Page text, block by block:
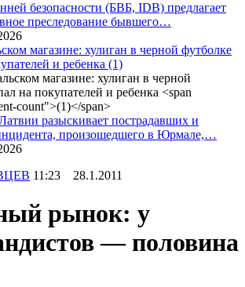
безопасности (БВБ, IDB) предлагает
преследование бывшего…
магазине: хулиган в черной футболке
и ребенка (1)
разыскивает пострадавших и
произошедшего в Юрмале,…
11:23 28.1.2011
рынок: у
— половина